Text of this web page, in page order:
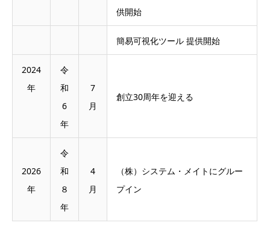
供開始
簡易可視化ツール 提供開始
2024
年
令
和
6
年
7
月
創立30周年を迎える
2026
年
令
和
８
年
4
月
（株）システム・メイトにグルー
プイン